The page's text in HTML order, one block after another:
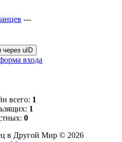
---
через uID
входа
всего: 1
1
0
в Другой Мир © 2026